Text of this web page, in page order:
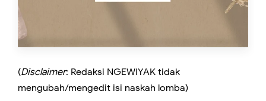
(Disclaimer: Redaksi NGEWIYAK tidak
mengubah/mengedit isi naskah lomba)